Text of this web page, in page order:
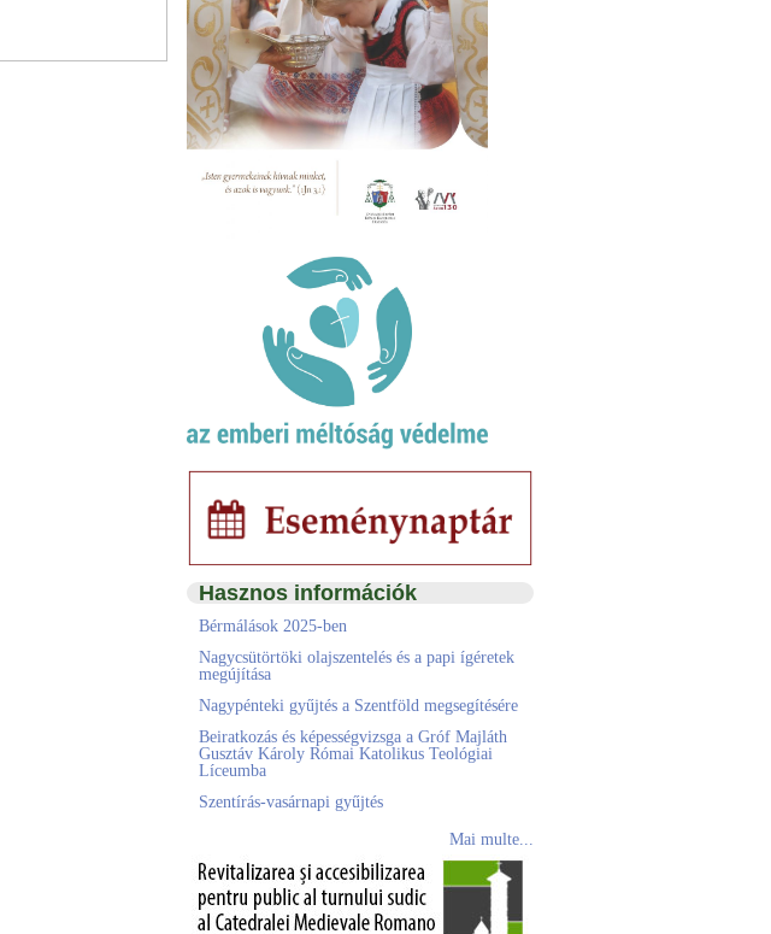
Hasznos információk
Bérmálások 2025-ben
Nagycsütörtöki olajszentelés és a papi ígéretek
megújítása
Nagypénteki gyűjtés a Szentföld megsegítésére
Beiratkozás és képességvizsga a Gróf Majláth
Gusztáv Károly Római Katolikus Teológiai
Líceumba
Szentírás-vasárnapi gyűjtés
Mai multe...